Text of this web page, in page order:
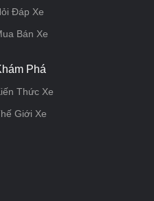
Đáp Xe
Bán Xe
Phá
Thức Xe
Giới Xe